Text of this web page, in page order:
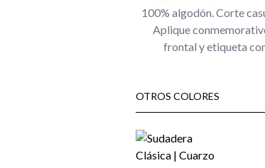
100% algodón. Corte
Aplique
frontal y etiqueta
OTROS COLORES